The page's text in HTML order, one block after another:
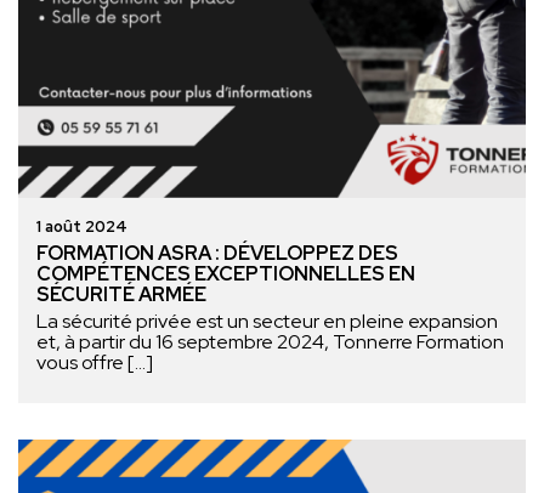
1 août 2024
FORMATION ASRA : DÉVELOPPEZ DES
COMPÉTENCES EXCEPTIONNELLES EN
SÉCURITÉ ARMÉE
La sécurité privée est un secteur en pleine expansion
et, à partir du 16 septembre 2024, Tonnerre Formation
vous offre […]